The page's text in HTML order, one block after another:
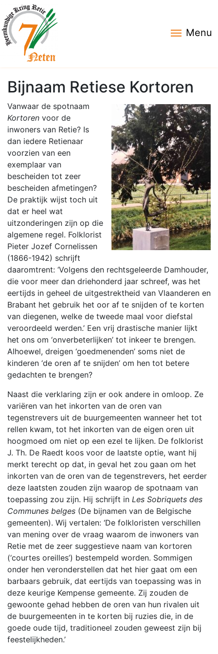
Menu
Bijnaam Retiese Kortoren
Vanwaar de spotnaam
Kortoren voor de
inwoners van Retie? Is
dan iedere Retienaar
voorzien van een
exemplaar van
bescheiden tot zeer
bescheiden afmetingen?
De praktijk wijst toch uit
dat er heel wat
uitzonderingen zijn op die
algemene regel. Folklorist
Pieter Jozef Cornelissen
(1866-1942) schrijft
daaromtrent: ‘Volgens den rechtsgeleerde Damhouder,
die voor meer dan driehonderd jaar schreef, was het
eertijds in geheel de uitgestrektheid van Vlaanderen en
Brabant het gebruik het oor af te snijden of te korten
van diegenen, welke de tweede maal voor diefstal
veroordeeld werden.’ Een vrij drastische manier lijkt
het ons om ‘onverbeterlijken’ tot inkeer te brengen.
Alhoewel, dreigen ‘goedmenenden’ soms niet de
kinderen ‘de oren af te snijden’ om hen tot betere
gedachten te brengen?
Naast die verklaring zijn er ook andere in omloop. Ze
variëren van het inkorten van de oren van
tegenstrevers uit de buurgemeenten wanneer het tot
rellen kwam, tot het inkorten van de eigen oren uit
hoogmoed om niet op een ezel te lijken. De folklorist
J. Th. De Raedt koos voor de laatste optie, want hij
merkt terecht op dat, in geval het zou gaan om het
inkorten van de oren van de tegenstrevers, het eerder
deze laatsten zouden zijn waarop de spotnaam van
toepassing zou zijn. Hij schrijft in Les Sobriquets des
Communes belges (De bijnamen van de Belgische
gemeenten). Wij vertalen: ‘De folkloristen verschillen
van mening over de vraag waarom de inwoners van
Retie met de zeer suggestieve naam van kortoren
(‘courtes oreilles’) bestempeld worden. Sommigen
onder hen veronderstellen dat het hier gaat om een
barbaars gebruik, dat eertijds van toepassing was in
deze keurige Kempense gemeente. Zij zouden de
gewoonte gehad hebben de oren van hun rivalen uit
de buurgemeenten in te korten bij ruzies die, in de
goede oude tijd, traditioneel zouden geweest zijn bij
feestelijkheden.’